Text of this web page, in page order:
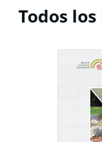
Todos